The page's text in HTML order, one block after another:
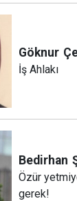
Göknur
İş Ahlakı
Bedirhan
Özür
gerek!